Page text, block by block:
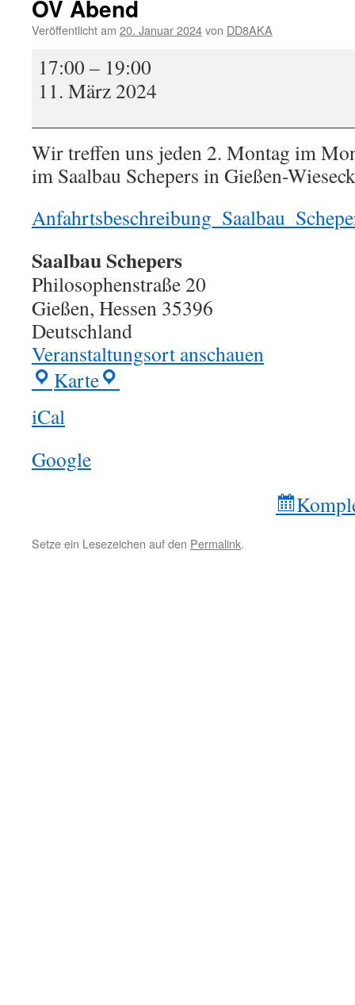
OV Abend
Veröffentlicht am 20. Januar 2024von DD8AKA
OV
Abend
17:00 – 19:00
11. März 2024
Wir treffen uns jeden 2. Montag im
im Saalbau Schepers in Gießen-
Saalbau Schepers
Philosophenstraße 20
Gießen, Hessen 35396
Deutschland
Veranstaltungsort anschauen
Karte Saalbau
Schepers
iCal
Google
Setze ein Lesezeichen auf den Permalink.